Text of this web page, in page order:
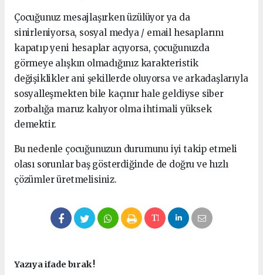
Çocuğunuz mesajlaşırken üzülüyor ya da
sinirleniyorsa, sosyal medya / email hesaplarını
kapatıp yeni hesaplar açıyorsa, çocuğunuzda
görmeye alışkın olmadığınız karakteristik
değişiklikler ani şekillerde oluyorsa ve arkadaşlarıyla
sosyalleşmekten bile kaçınır hale geldiyse siber
zorbalığa maruz kalıyor olma ihtimali yüksek
demektir.
Bu nedenle çocuğunuzun durumunu iyi takip etmeli
olası sorunlar baş gösterdiğinde de doğru ve hızlı
çözümler üretmelisiniz.
Yazıya ifade bırak !